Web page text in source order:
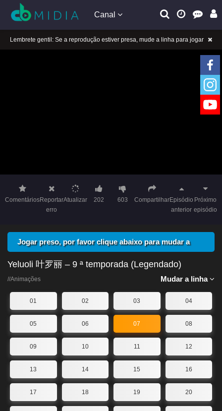
Canal
Lembrete gentil: Se a reprodução estiver presa, mude a linha para jogar
ComentáriosReportar
erro
Atualizar 202 603 CompartilharEpisódio
anterior
Próximo
episódio
Jogar preso, por favor clique abaixo para mudar a
linha
Yeluoli 叶罗丽 – 9 ª temporada (Legendado)
Mudar a linha
//Animações
01 02 03 04
05 06 07 08
09 10 11 12
13 14 15 16
17 18 19 20